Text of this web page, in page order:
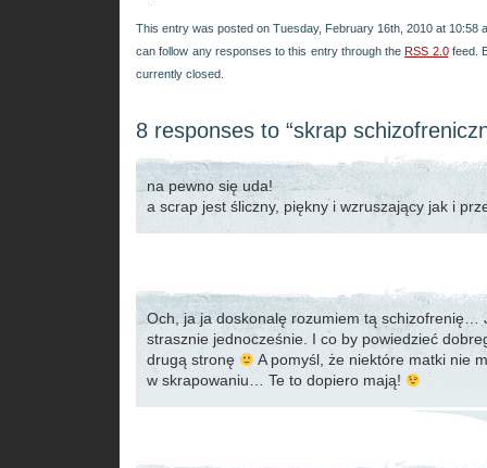
This entry was posted on Tuesday, February 16th, 2010 at 10:58
can follow any responses to this entry through the RSS 2.0feed.
currently closed.
8 responses to “skrap
na pewno się uda!
a scrap jest śliczny, piękny i wzruszający jak i
Och, ja ja doskonalę rozumiem tą schizofrenię…
strasznie jednocześnie. I co by powiedzieć
drugą stronę
A pomyśl, że niektóre matki nie
w skrapowaniu… Te to dopiero mają!